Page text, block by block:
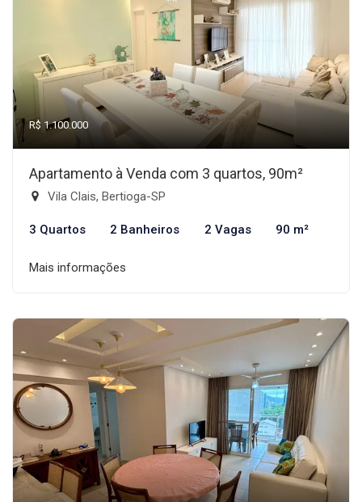
R$ 1.100.000
Apartamento à Venda com 3 quartos, 90m²
Vila Clais, Bertioga-SP
3 Quartos 2 Banheiros 2 Vagas 90 m²
Mais informações